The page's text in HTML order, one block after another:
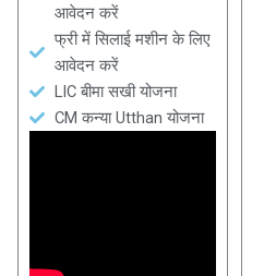
आवेदन करें
फ्री में सिलाई मशीन के लिए
आवेदन करें
LIC बीमा सखी योजना
CM कन्या Utthan योजना